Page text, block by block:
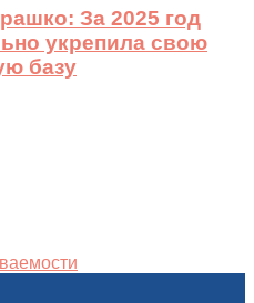
За 2025 год
укрепила свою
базу